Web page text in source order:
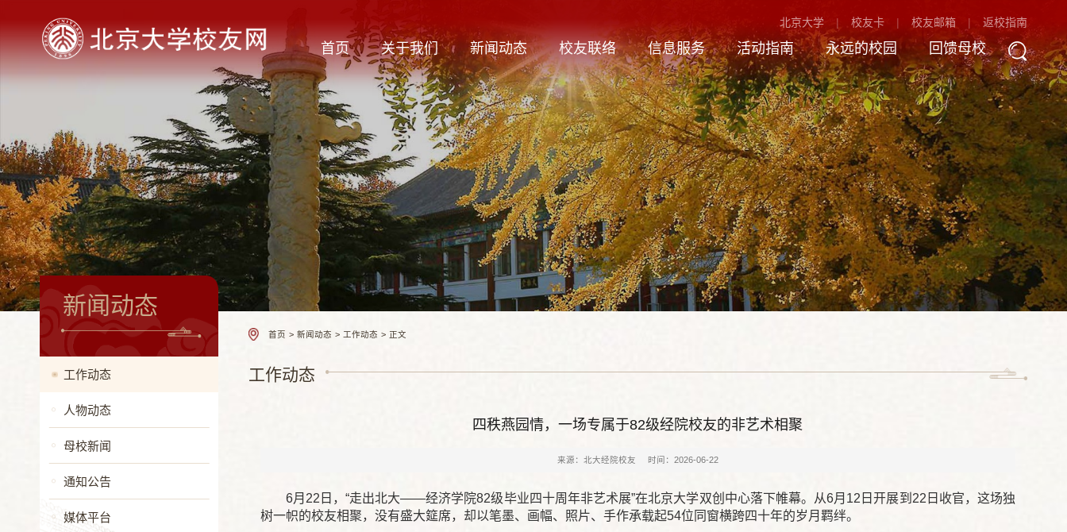
北京大学 校友卡 校友邮箱 返校指南
首页 关于我们 新闻动态 校友联络 信息服务 活动指南 永远的校园 回馈母校
新闻动态
工作动态
人物动态
母校新闻
通知公告
媒体平台
首页 > 新闻动态 > 工作动态 > 正文
工作动态
四秩燕园情，一场专属于82级经院校友的非艺术相聚
来源：北大经院校友 时间：2026-06-22
6月22日，“走出北大——经济学院82级毕业四十周年非艺术展”在北京大学双创中心落下帷幕。从6月12日开展到22日收官，这场独
树一帜的校友相聚，没有盛大筵席，却以笔墨、画幅、照片、手作承载起54位同窗横跨四十年的岁月羁绊。